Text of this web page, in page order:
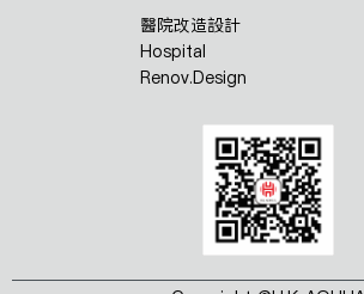
醫院改造設計
Hospital
Renov.Design